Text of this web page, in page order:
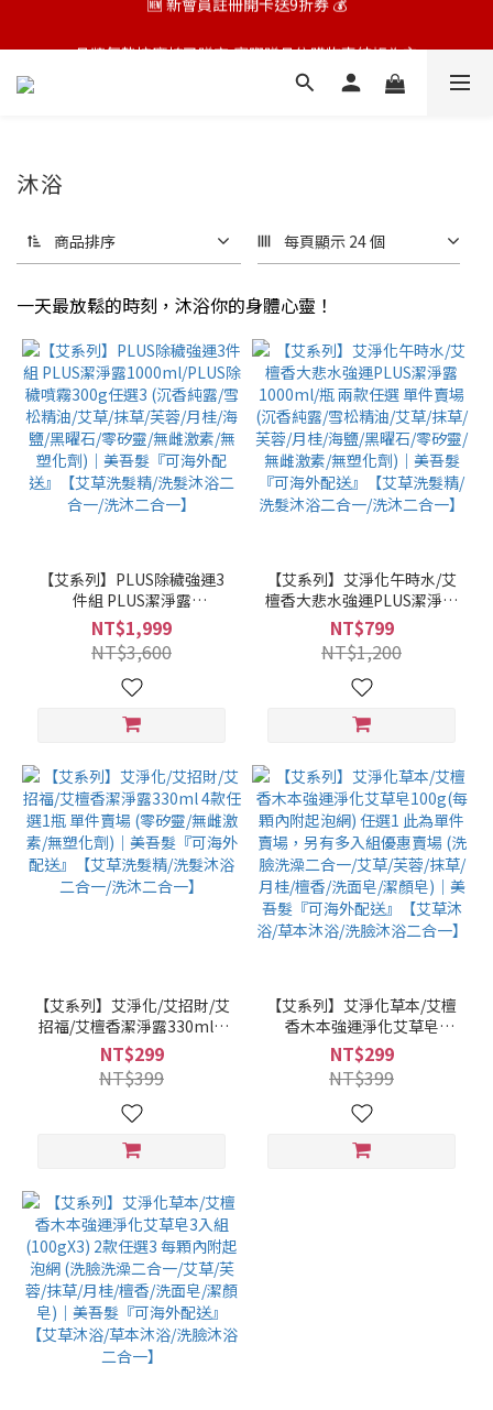
品牌氣墊按摩梳已贈完,實際贈品依購物車結帳為主
🆕 新會員註冊開卡送9折券 💰
沐浴
商品排序 每頁顯示 24 個
一天最放鬆的時刻，沐浴你的身體心靈！
【艾系列】PLUS除穢強運3
件組 PLUS潔淨露
1000ml/PLUS除穢噴霧300g
艾草/抹草/芙蓉/月桂/海鹽/黑
曜石/零矽靈/無雌激素/無塑
送』【艾草洗髮精/洗髮沐浴
NT$1,999
NT$3,600
【艾系列】艾淨化午時水/艾
檀香大悲水強運PLUS潔淨露
1000ml/瓶 兩款任選 單件賣
抹草/芙蓉/月桂/海鹽/黑曜石/
零矽靈/無雌激素/無塑化劑)
【艾草洗髮精/洗髮沐浴二合
NT$799
NT$1,200
【艾系列】艾淨化/艾招財/艾
招福/艾檀香潔淨露330ml 4
款任選1瓶 單件賣場 (零矽靈/
無雌激素/無塑化劑)｜美吾髮
『可海外配送』【艾草洗髮
精/洗髮沐浴二合一/洗沐二合
NT$299
NT$399
【艾系列】艾淨化草本/艾檀
香木本強運淨化艾草皂
100g(每顆內附起泡網) 任選
1 此為單件賣場，另有多入組
優惠賣場 (洗臉洗澡二合一/
艾草/芙蓉/抹草/月桂/檀香/洗
外配送』【艾草沐浴/草本沐
NT$299
NT$399